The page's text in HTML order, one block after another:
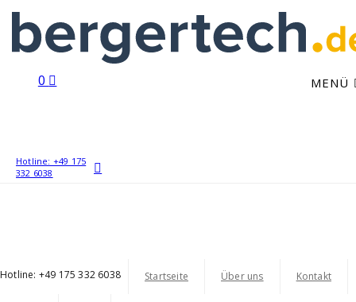
MENÜ
0
Hotline: +49 175
332 6038
Hotline: +49 175 332 6038 Startseite Über uns Kontakt